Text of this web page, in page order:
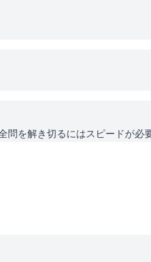
問を解き切るにはスピードが